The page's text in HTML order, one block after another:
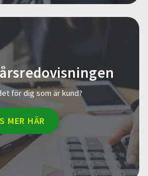
för dig som är kund?
MER HÄR